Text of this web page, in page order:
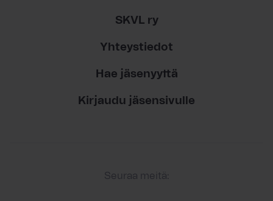
SKVL ry
Yhteystiedot
Hae jäsenyyttä
Kirjaudu jäsensivulle
Seuraa meitä: